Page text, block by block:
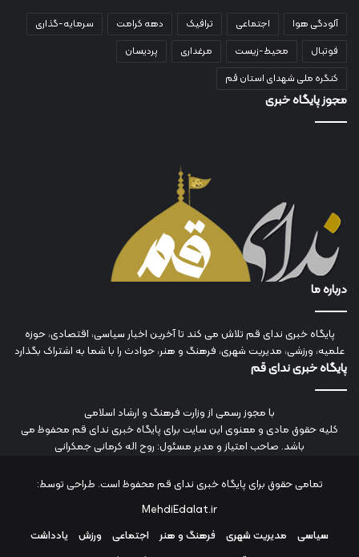
آلودگی هوا اجتماعی ترافیک دهه کرامت
سرمایه-گذاری
فوتبال
محیط-زیست مرغداری
پردیسان
کنگره ملی شهدای استان قم
مجوز پایگاه خبری
درباره ما
پایگاه خبری ندای قم تلاش می کند تا آخرین اخبار سیاسی، اقتصادی، حوزه
علمیه، ورزشی، مدیریت شهری، فرهنگ و هنر، حوادث را با شما به اشتراک بگذارد
پایگاه خبری ندای قم
با مجوز رسمی از وزارت فرهنگ و ارشاد اسلامی
کلیه حقوق مادی و معنوی این سایت برای پایگاه خبری ندای قم محفوظ می
باشد. صاحب امتیاز و مدیر مسئول: روح اله کرمانی جمکرانی
تمامی حقوق برای پایگاه خبری ندای قم محفوظ است. طراحی توسط:
MehdiEdalat.ir
سیاسی
مدیریت شهری فرهنگ و هنر اجتماعی ورزش
یادداشت